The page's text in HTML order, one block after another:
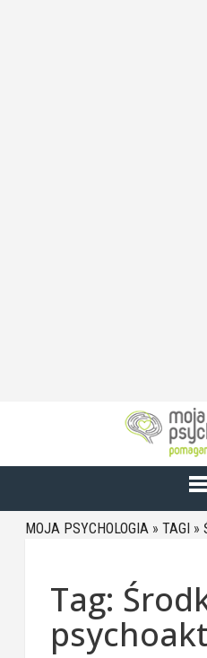
MOJA PSYCHOLOGIA » TAGI »
Tag: